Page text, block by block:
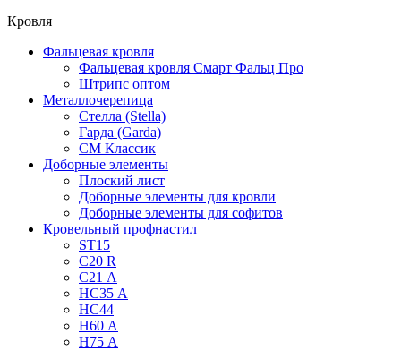
Кровля
Фальцевая кровля
Фальцевая кровля Смарт Фальц Про
Штрипс оптом
Металлочерепица
Стелла (Stella)
Гарда (Garda)
СМ Классик
Доборные элементы
Плоский лист
Доборные элементы для кровли
Доборные элементы для софитов
Кровельный профнастил
ST15
С20 R
C21 А
НС35 А
НС44
Н60 А
Н75 А